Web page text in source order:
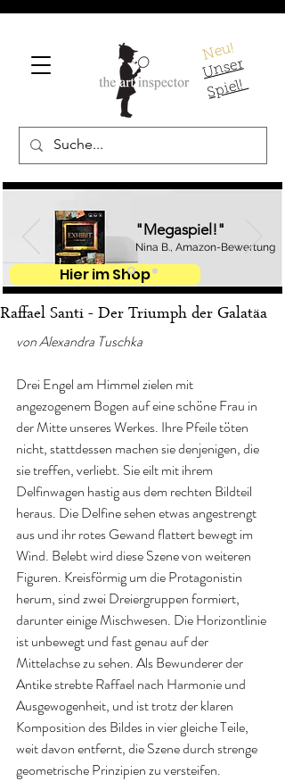
Neu!
U
ns
er
S
pi
el!
"Megaspiel!"
Nina B., Amazon-Bewertung
Hier im Shop
Raffael Santi - Der Triumph der Galatäa
von Alexandra Tuschka
Drei Engel am Himmel zielen mit
angezogenem Bogen auf eine schöne Frau in
der Mitte unseres Werkes. Ihre Pfeile töten
nicht, stattdessen machen sie denjenigen, die
sie treffen, verliebt. Sie eilt mit ihrem
Delfinwagen hastig aus dem rechten Bildteil
heraus. Die Delfine sehen etwas angestrengt
aus und ihr rotes Gewand flattert bewegt im
Wind. Belebt wird diese Szene von weiteren
Figuren. Kreisförmig um die Protagonistin
herum, sind zwei Dreiergruppen formiert,
darunter einige Mischwesen. Die Horizontlinie
ist unbewegt und fast genau auf der
Mittelachse zu sehen. Als Bewunderer der
Antike strebte Raffael nach Harmonie und
Ausgewogenheit, und ist trotz der klaren
Komposition des Bildes in vier gleiche Teile,
weit davon entfernt, die Szene durch strenge
geometrische Prinzipien zu versteifen.